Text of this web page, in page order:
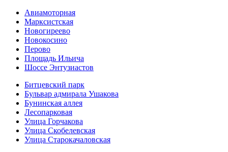
Авиамоторная
Марксистская
Новогиреево
Новокосино
Перово
Площадь Ильича
Шоссе Энтузиастов
Битцевский парк
Бульвар адмирала Ушакова
Бунинская аллея
Лесопарковая
Улица Горчакова
Улица Скобелевская
Улица Старокача­ловская